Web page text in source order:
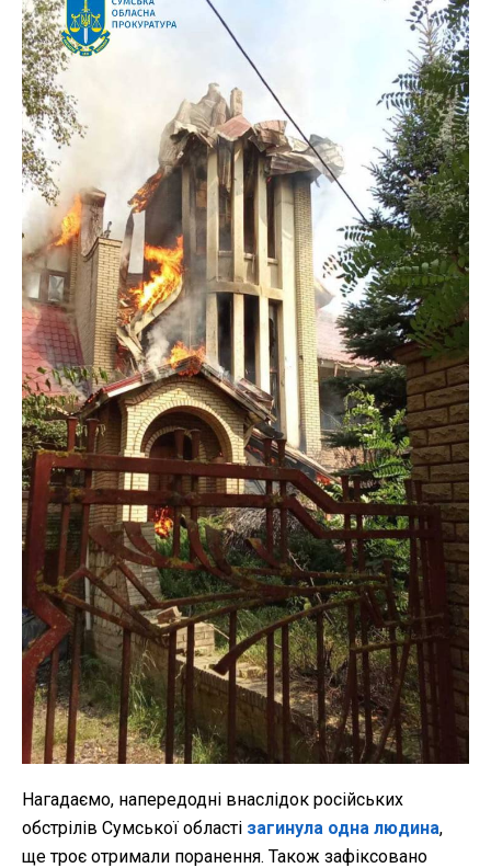
Нагадаємо, напередодні внаслідок російських
обстрілів Сумської області загинула одна людина,
ще троє отримали поранення. Також зафіксовано